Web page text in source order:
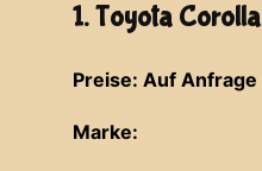
1. Toyota Corolla
Preise: Auf Anfrage
Marke: